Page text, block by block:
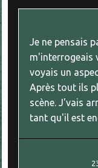
Je ne pensais
m'interrogeais
voyais un
Après tout ils
scène. J'vais
tant qu'il est